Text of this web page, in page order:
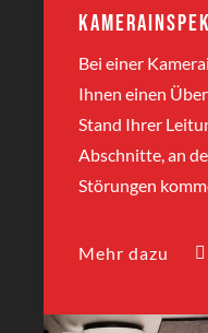
Bei einer
Ihnen einen
Stand Ihrer
Abschnitte, an
Störungen
Mehr dazu